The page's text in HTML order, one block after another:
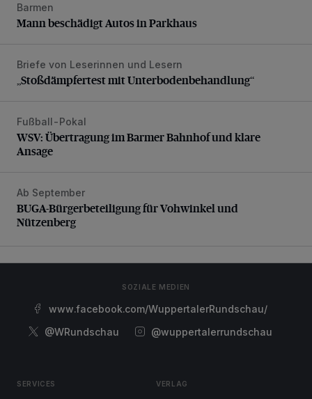
Mann beschädigt Autos in Parkhaus
Barmen
Mann beschädigt Autos in Parkhaus
„Stoßdämpfertest mit Unterbodenbehandlung“
Briefe von Leserinnen und Lesern
„Stoßdämpfertest mit Unterbodenbehandlung“
WSV: Übertragung im Barmer Bahnhof und klare Ansage
Fußball-Pokal
WSV: Übertragung im Barmer Bahnhof und klare
Ansage
BUGA-Bürgerbeteiligung für Vohwinkel und Nützenberg
Ab September
BUGA-Bürgerbeteiligung für Vohwinkel und
Nützenberg
SOZIALE MEDIEN
www.facebook.com/WuppertalerRundschau/
@WRundschau
@wuppertalerrundschau
SERVICES VERLAG